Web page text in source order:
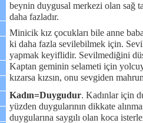
beynin duygusal merkezi olan sağ
daha fazladır.
Minicik kız çocukları bile anne
ki daha fazla sevilebilmek için.
yapmak keyiflidir. Sevilmediğini
Kaptan geminin selameti için
kızarsa kızsın, onu sevgiden
Kadın=Duygudur. Kadınlar için
yüzden duygularının dikkate
duygularına saygılı olan koca